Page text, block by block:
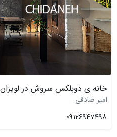
خانه ی دوبلکس سروش در لویزان
امیر صادقی
09126947498